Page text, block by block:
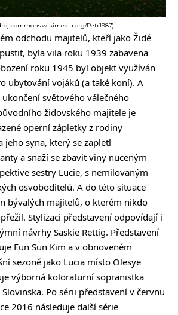
commons.wikimedia.org/Petr1987)
odchodu majitelů, kteří jako Židé
byla vila roku 1939 zabavena
roku 1945 byl objekt využíván
ubytování vojáků (a také koní). A
světového válečného
židovského majitele je
operní zápletky z rodiny
syna, který se zapletl
a snaží se zbavit viny nuceným
sestry Lucie, s nemilovaným
osvoboditelů. A do této situace
bývalých majitelů, o kterém nikdo
Stylizaci představení odpovídají i
návrhy Saskie Rettig. Představení
Eun Sun Kim a v obnoveném
sezoně jako Lucia místo Olesye
výborná koloraturní sopranistka
Po sérii představení v červnu
2016 následuje další série